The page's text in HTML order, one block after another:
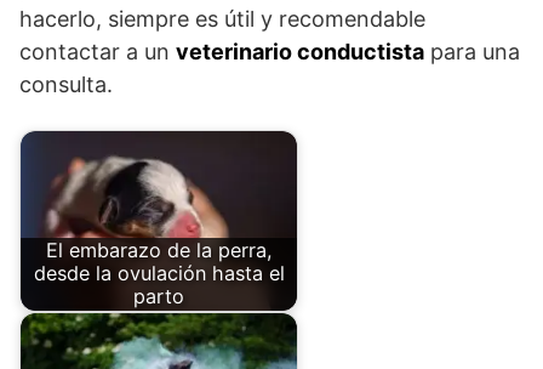
hacerlo, siempre es útil y recomendable
contactar a un veterinario conductista para una
consulta.
El embarazo de la perra,
desde la ovulación hasta el
parto